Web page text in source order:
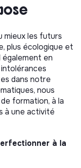
mieux les futurs
plus écologique et
en
dans notre
nous
formation, à la
à une activité
à la